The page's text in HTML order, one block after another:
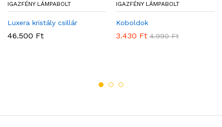
IGAZFÉNY LÁMPABOLT
Luxera kristály csillár
46.500 Ft
IGAZFÉNY LÁMPABOLT
Koboldok
3.430 Ft 4.990Ft